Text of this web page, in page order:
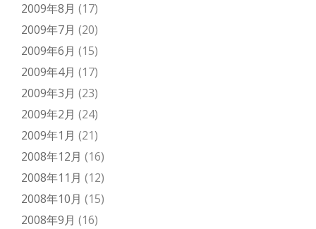
2009年8月 (17)
2009年7月 (20)
2009年6月 (15)
2009年4月 (17)
2009年3月 (23)
2009年2月 (24)
2009年1月 (21)
2008年12月 (16)
2008年11月 (12)
2008年10月 (15)
2008年9月 (16)